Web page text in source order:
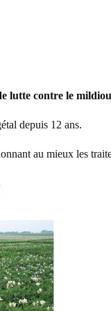
lutte contre le
depuis 12 ans.
au mieux les